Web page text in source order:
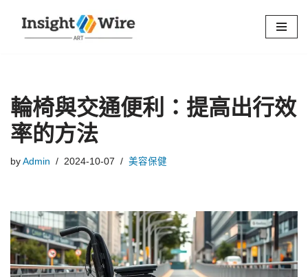
Skip
輪椅與交通便利：提高出行效
率的方法
by Admin 2024-10-07 美容保健